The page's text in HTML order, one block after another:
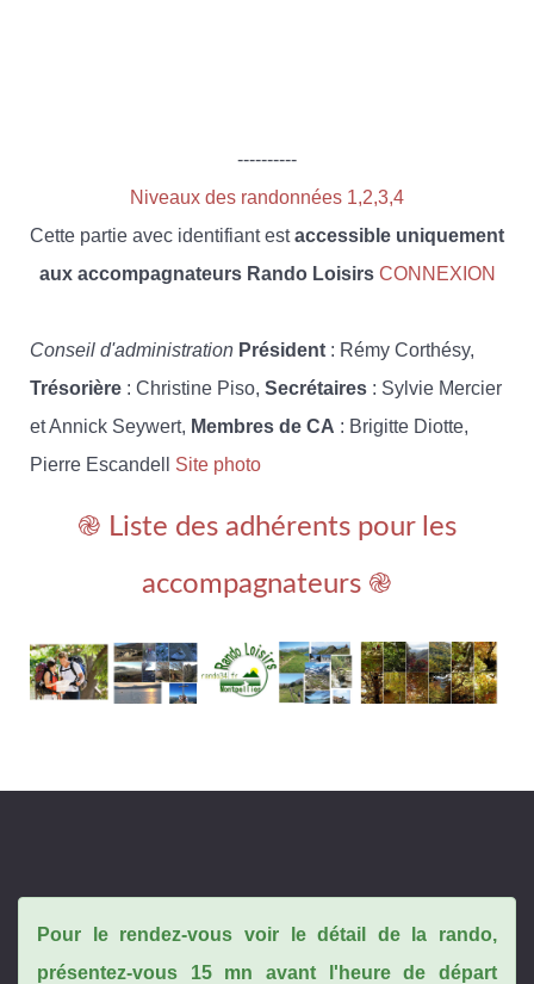
----------
Niveaux des randonnées 1,2,3,4
Cette partie avec identifiant estaccessible uniquement
aux accompagnateurs Rando Loisirs CONNEXION
Conseil d'administration Président : Rémy Corthésy,
Trésorière : Christine Piso, Secrétaires : Sylvie Mercier
et Annick Seywert, Membres de CA : Brigitte Diotte,
Pierre Escandell Site photo
֎ Liste des adhérents pour les
accompagnateurs ֎
Pour le rendez-vous voir le détail de la rando,
présentez-vous 15 mn avant l'heure de départ